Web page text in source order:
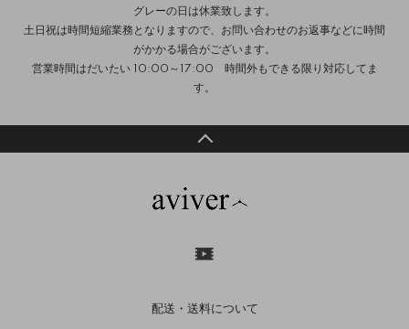
グレーの日は休業致します。
土日祝は時間短縮業務となりますので、お問い合わせのお返事などに時間
がかかる場合がございます。
営業時間はだいたい 10:00～17:00 時間外もできる限り対応してま
す。
配送・送料について